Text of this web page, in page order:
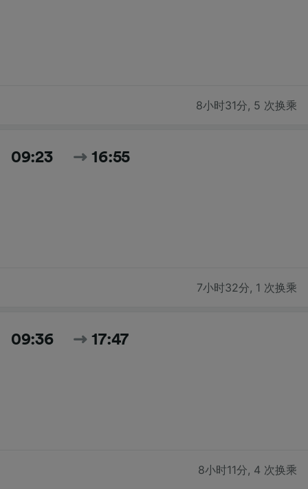
8小时31分, 5 次换乘
09:23 16:55
7小时32分, 1 次换乘
09:36 17:47
8小时11分, 4 次换乘